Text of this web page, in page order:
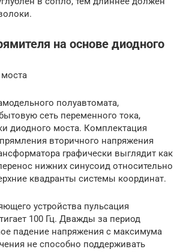
на основе диодного
полуавтомата,
сеть переменного тока,
диодного моста. Комплектация
вторичного напряжения
графически выглядит как
нижних синусоид относительно
квадранты системы координат.
устройства пульсация
100 Гц. Дважды за период
падение напряжения с максимума
не способно поддерживать